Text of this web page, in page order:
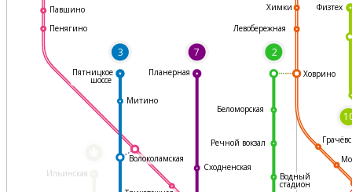
Ильинская
3 7 2
Химки
Левобережная
Ховрино
Водный
стадион
Сходненская
Волоколамская
Митино
Павшино
Пенягино
Пятницкое
шоссе
Планерная
Физтех
Речной вокзал
Беломорская